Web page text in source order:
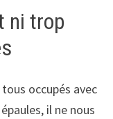
ni trop
occupés avec
il ne nous